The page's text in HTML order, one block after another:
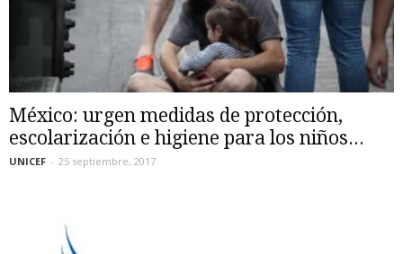
México: urgen medidas de protección,
escolarización e higiene para los niños...
UNICEF - 25 septiembre, 2017